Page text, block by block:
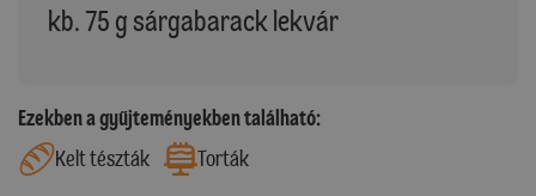
kb. 75 g sárgabarack lekvár
Ezekben a gyűjteményekben található:
Kelt tészták
Torták